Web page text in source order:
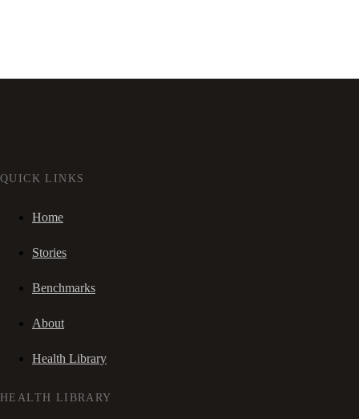
QUICK LINKS
Home
Stories
Benchmarks
About
Health Library
HEALTH LIBRARY